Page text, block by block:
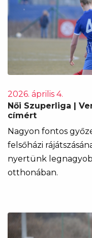
2026. április 4.
Női Szuperliga |
címért
Nagyon fontos
felsőházi
nyertünk
otthonában.